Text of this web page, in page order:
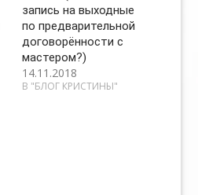
запись на выходные
по предварительной
договорённости с
мастером?)
14.11.2018
В "БЛОГ КРИСТИНЫ"